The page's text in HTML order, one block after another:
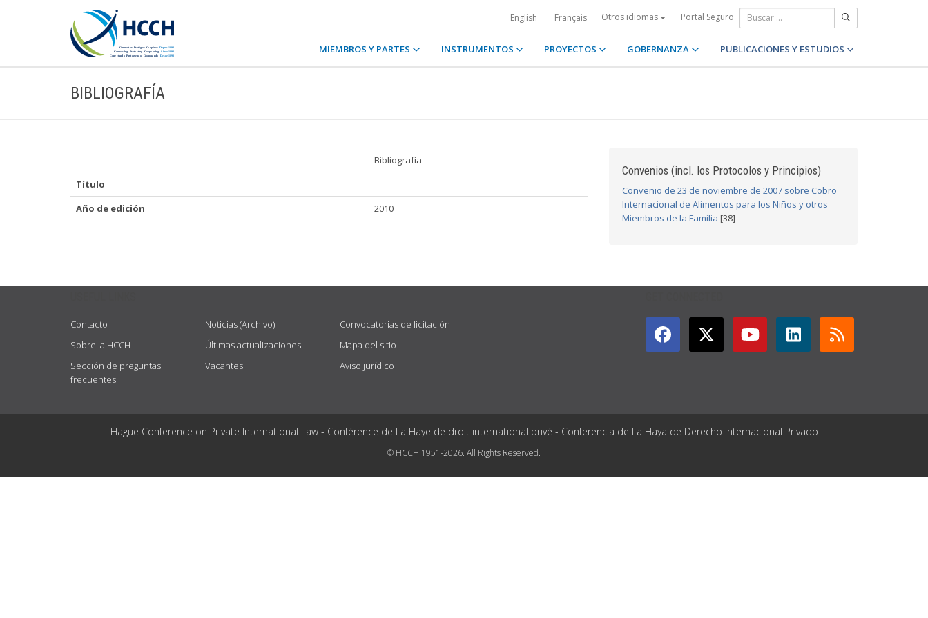
English Français Otros idiomas Portal Seguro
MIEMBROS Y PARTES INSTRUMENTOS PROYECTOS GOBERNANZA PUBLICACIONES Y ESTUDIOS
BIBLIOGRAFÍA
Bibliografía
Título
Año de edición
2010
Convenios (incl. los Protocolos y Principios)
Convenio de 23 de noviembre de 2007 sobre Cobro
Internacional de Alimentos para los Niños y otros
Miembros de la Familia [38]
Contacto
Sobre la HCCH
Sección de preguntas
frecuentes
Noticias (Archivo)
Últimas actualizaciones
Vacantes
Convocatorias de licitación
Mapa del sitio
Aviso jurídico
Hague Conference on Private International Law - Conférence de La Haye de droit international privé - Conferencia de La Haya de Derecho Internacional Privado
© HCCH 1951-2026. All Rights Reserved.